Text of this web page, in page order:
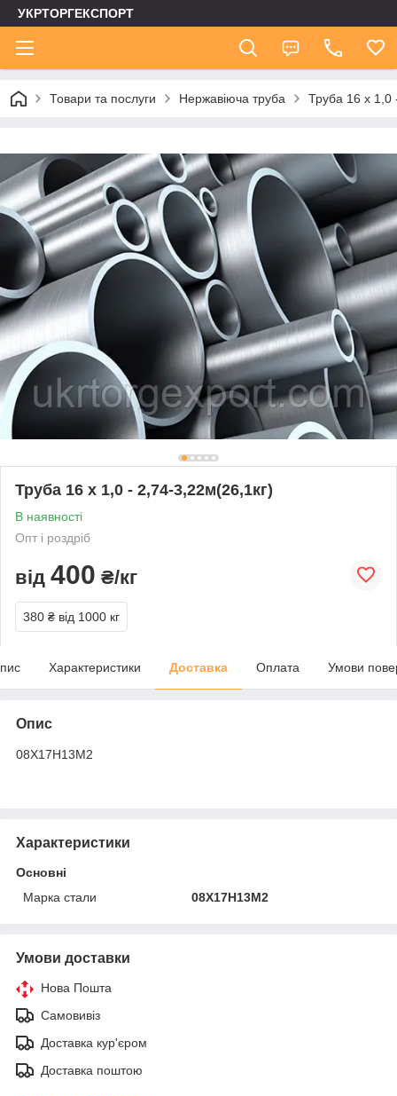
УКРТОРГЕКСПОРТ
Товари та послуги Нержавіюча труба Труба 16 х 1,0
Труба 16 х 1,0 - 2,74-3,22м(26,1кг)
В наявності
Опт і роздріб
від 400 ₴/кг
380 ₴ від 1000 кг
Характеристики Доставка Оплата Умови
Опис
08Х17Н13М2
Характеристики
Основні
Марка стали
08Х17Н13М2
Умови доставки
Нова Пошта
Самовивіз
Доставка кур'єром
Доставка поштою